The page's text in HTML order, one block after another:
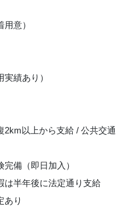
意）
績あり）
2km以上から支給 / 公共交通
完備（即日加入）
は半年後に法定通り支給
あり